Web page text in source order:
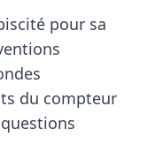
pour sa
du compteur